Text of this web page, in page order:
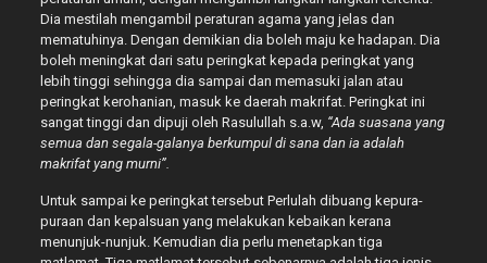
Dia mestilah mengambil peraturan agama yang jelas dan
mematuhinya. Dengan demikian dia boleh maju ke hadapan. Dia
boleh meningkat dari satu peringkat kepada peringkat yang
lebih tinggi sehingga dia sampai dan memasuki jalan atau
peringkat kerohanian, masuk ke daerah makrifat. Peringkat ini
sangat tinggi dan dipuji oleh Rasulullah s.a.w, “Ada suasana yang
semua dan segala-galanya berkumpul di sana dan ia adalah
makrifat yang murni”.
Untuk sampai ke peringkat tersebut Perlulah dibuang kepura-
puraan dan kepalsuan yang melakukan kebaikan kerana
menunjuk-nunjuk. Kemudian dia perlu menetapkan tiga